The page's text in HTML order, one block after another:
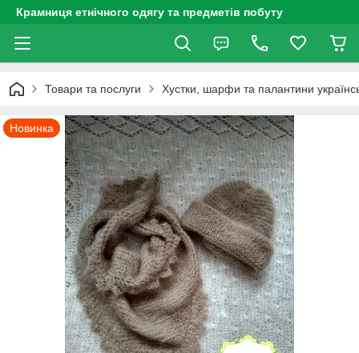
Крамниця етнічного одягу та предметів побуту
Товари та послуги Хустки, шарфи та палантини
Новинка